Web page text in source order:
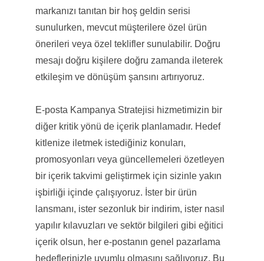
markanızı tanıtan bir hoş geldin serisi
sunulurken, mevcut müşterilere özel ürün
önerileri veya özel teklifler sunulabilir. Doğru
mesajı doğru kişilere doğru zamanda ileterek
etkileşim ve dönüşüm şansını artırıyoruz.
E-posta Kampanya Stratejisi hizmetimizin bir
diğer kritik yönü de içerik planlamadır. Hedef
kitlenize iletmek istediğiniz konuları,
promosyonları veya güncellemeleri özetleyen
bir içerik takvimi geliştirmek için sizinle yakın
işbirliği içinde çalışıyoruz. İster bir ürün
lansmanı, ister sezonluk bir indirim, ister nasıl
yapılır kılavuzları ve sektör bilgileri gibi eğitici
içerik olsun, her e-postanın genel pazarlama
hedeflerinizle uyumlu olmasını sağlıyoruz. Bu